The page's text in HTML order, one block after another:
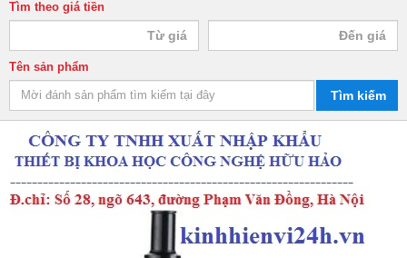
Tìm theo giá tiền
Tên sản phẩm
Tìm kiếm